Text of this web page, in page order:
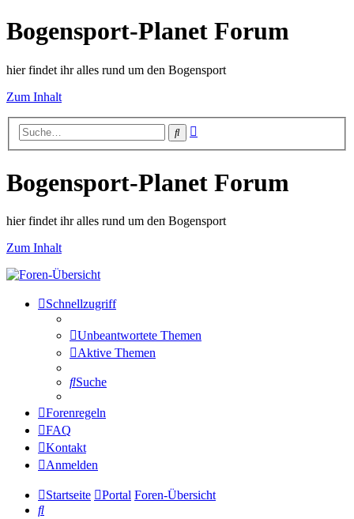
Bogensport-Planet Forum
hier findet ihr alles rund um den Bogensport
Zum Inhalt
Suche
Bogensport-Planet Forum
hier findet ihr alles rund um den Bogensport
Zum Inhalt
Schnellzugriff
Unbeantwortete Themen
Aktive Themen
Suche
Forenregeln
FAQ
Kontakt
Anmelden
Startseite Portal Foren-Übersicht
Suche